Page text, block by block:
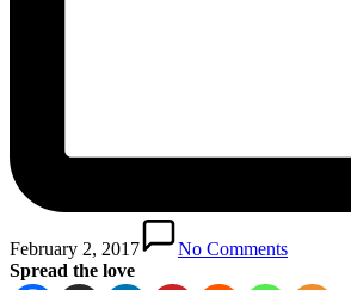
February 2, 2017
No Comments
Spread the love